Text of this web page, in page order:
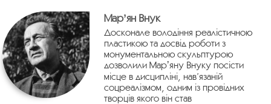
Марʼян Внук
Досконале володіння реалістичною
пластикою та досвід роботи з
монументальною скульптурою
дозволили Марʼяну Внуку посісти
місце в дисципліні, нав’язаній
соцреалізмом, одним із провідних
творців якого він став